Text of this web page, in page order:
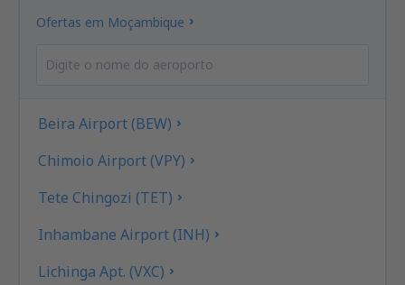
Ofertas em Moçambique
Beira Airport (BEW)
Chimoio Airport (VPY)
Tete Chingozi (TET)
Inhambane Airport (INH)
Lichinga Apt. (VXC)